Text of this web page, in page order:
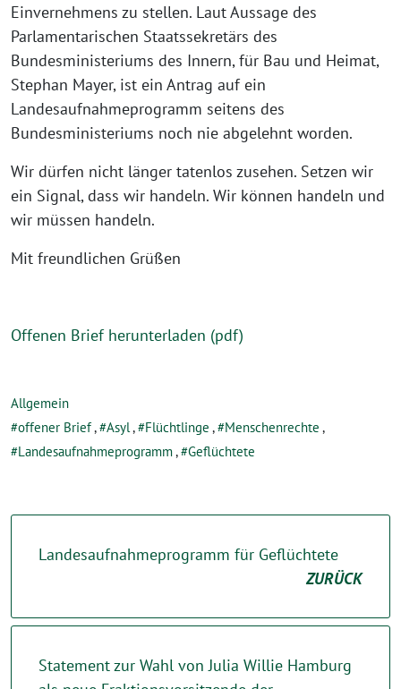
Einvernehmens zu stellen. Laut Aussage des
Parlamentarischen Staatssekretärs des
Bundesministeriums des Innern, für Bau und Heimat,
Stephan Mayer, ist ein Antrag auf ein
Landesaufnahmeprogramm seitens des
Bundesministeriums noch nie abgelehnt worden.
Wir dürfen nicht länger tatenlos zusehen. Setzen wir
ein Signal, dass wir handeln. Wir können handeln und
wir müssen handeln.
Mit freundlichen Grüßen
Offenen Brief herunterladen (pdf)
Allgemein
offener Brief, Asyl , Flüchtlinge , Menschenrechte ,
Landesaufnahmeprogramm, Geflüchtete
Landesaufnahmeprogramm für Geflüchtete
ZURÜCK
Statement zur Wahl von Julia Willie Hamburg